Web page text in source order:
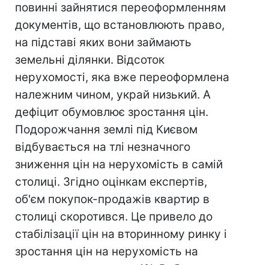
повинні зайнятися переоформленням
документів, що встановлюють право,
на підставі яких вони займають
земельні ділянки. Відсоток
нерухомості, яка вже переоформлена
належним чином, украй низький. А
дефіцит обумовлює зростання цін.
Подорожчання землі під Києвом
відбувається на тлі незначного
зниження цін на нерухомість в самій
столиці. Згідно оцінкам експертів,
об'єм покупок-продажів квартир в
столиці скоротився. Це привело до
стабілізації цін на вторинному ринку і
зростання цін на нерухомість на